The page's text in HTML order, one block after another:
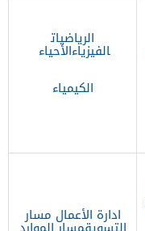
الرياضيات
الفيزياءالأحياء
الكيمياء
ادارة الأعمال مسار